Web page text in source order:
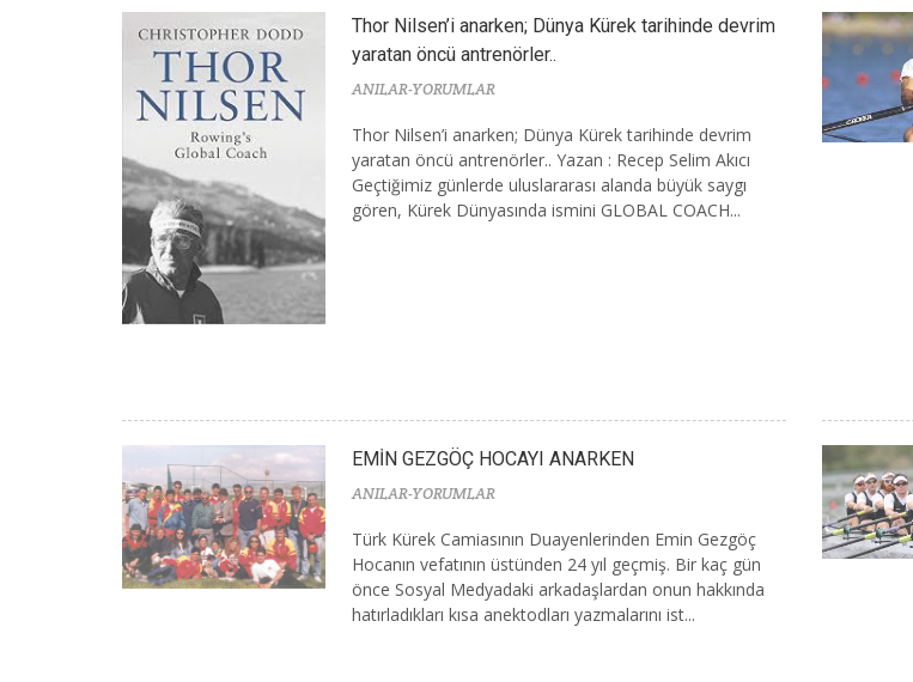
Thor Nilsen’i anarken; Dünya Kürek tarihinde devrim
yaratan öncü antrenörler..
ANILAR-YORUMLAR
Thor Nilsen’i anarken; Dünya Kürek tarihinde devrim
yaratan öncü antrenörler.. Yazan : Recep Selim Akıcı
Geçtiğimiz günlerde uluslararası alanda büyük saygı
gören, Kürek Dünyasında ismini GLOBAL COACH...
EMİN GEZGÖÇ HOCAYI ANARKEN
ANILAR-YORUMLAR
Türk Kürek Camiasının Duayenlerinden Emin Gezgöç
Hocanın vefatının üstünden 24 yıl geçmiş. Bir kaç gün
önce Sosyal Medyadaki arkadaşlardan onun hakkında
hatırladıkları kısa anektodları yazmalarını ist...